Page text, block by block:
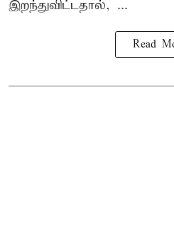
இறந்துவிட்டதால், ...
Read